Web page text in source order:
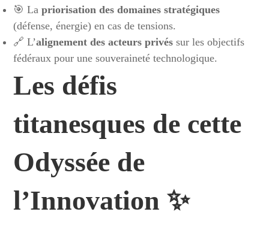
🎯 Lapriorisation des domaines stratégiques
(défense, énergie) en cas de tensions.
🔗 L’alignement des acteurs privés sur les objectifs
fédéraux pour une souveraineté technologique.
Les défis
titanesques de cette
Odyssée de
l’Innovation ✨